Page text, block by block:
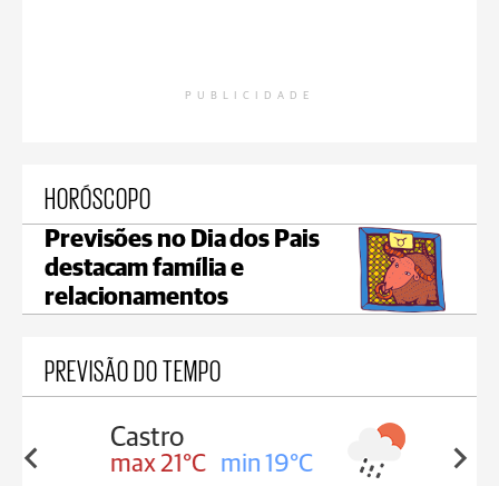
PUBLICIDADE
HORÓSCOPO
Previsões no Dia dos Pais
destacam família e
relacionamentos
PREVISÃO DO TEMPO
19°C max 20°C min 19°C